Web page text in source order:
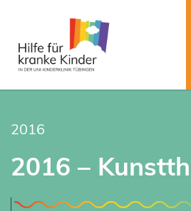
2016
2016 –